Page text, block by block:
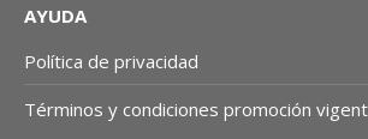
AYUDA
Política de privacidad
Términos y condiciones promoción